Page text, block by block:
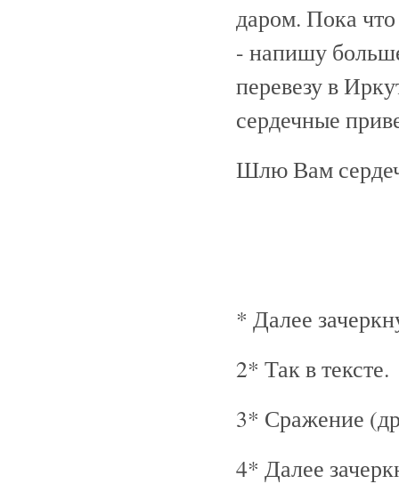
даром. Пока
- напишу
перевезу в
сердечные
Шлю Вам
* Далее
2* Так в тексте.
3* Сражение
4* Далее